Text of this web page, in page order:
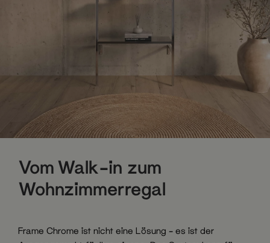
Vom Walk-in zum
Wohnzimmerregal
Frame Chrome ist nicht eine Lösung – es ist der